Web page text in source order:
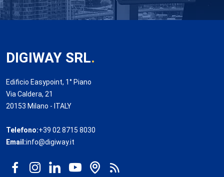
DIGIWAY SRL.
Edificio Easypoint, 1° Piano
Via Caldera, 21
20153 Milano - ITALY
Telefono:+39 02 8715 8030
Email:info@digiway.it